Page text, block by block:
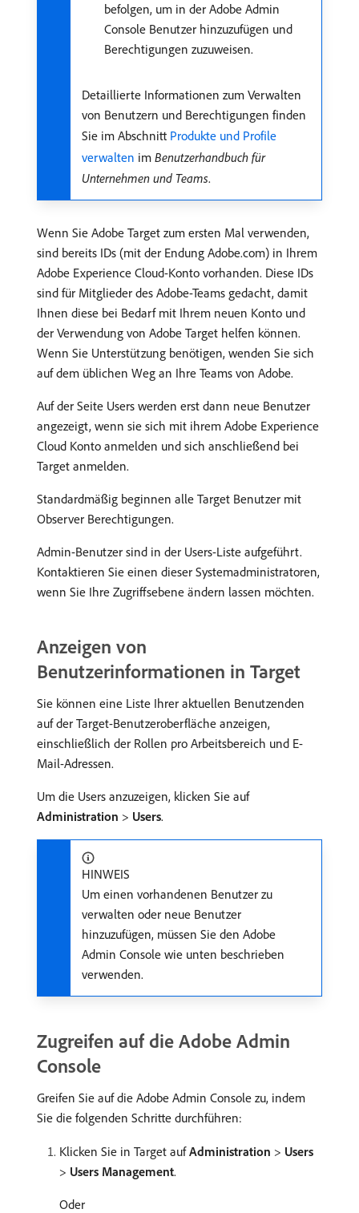
befolgen, um in der Adobe Admin
Console Benutzer hinzuzufügen und
Berechtigungen zuzuweisen.
Detaillierte Informationen zum Verwalten
von Benutzern und Berechtigungen finden
Sie im Abschnitt Produkte und Profile
verwalten im Benutzerhandbuch für
Unternehmen und Teams.
Wenn Sie Adobe Target zum ersten Mal verwenden,
sind bereits IDs (mit der Endung Adobe.com) in Ihrem
Adobe Experience Cloud-Konto vorhanden. Diese IDs
sind für Mitglieder des Adobe-Teams gedacht, damit
Ihnen diese bei Bedarf mit Ihrem neuen Konto und
der Verwendung von Adobe Target helfen können.
Wenn Sie Unterstützung benötigen, wenden Sie sich
auf dem üblichen Weg an Ihre Teams von Adobe.
Auf der Seite Users werden erst dann neue Benutzer
angezeigt, wenn sie sich mit ihrem Adobe Experience
Cloud Konto anmelden und sich anschließend bei
Target anmelden.
Standardmäßig beginnen alle Target Benutzer mit
Observer Berechtigungen.
Admin-Benutzer sind in der Users-Liste aufgeführt.
Kontaktieren Sie einen dieser Systemadministratoren,
wenn Sie Ihre Zugriffsebene ändern lassen möchten.
Anzeigen von
Benutzerinformationen in Target
Sie können eine Liste Ihrer aktuellen Benutzenden
auf der Target-Benutzeroberfläche anzeigen,
einschließlich der Rollen pro Arbeitsbereich und E-
Mail-Adressen.
Um die Users anzuzeigen, klicken Sie auf
Administration > Users.
HINWEIS
Um einen vorhandenen Benutzer zu
verwalten oder neue Benutzer
hinzuzufügen, müssen Sie den Adobe
Admin Console wie unten beschrieben
verwenden.
Zugreifen auf die Adobe Admin
Console
Greifen Sie auf die Adobe Admin Console zu, indem
Sie die folgenden Schritte durchführen:
Klicken Sie in Target aufAdministration > Users
> Users Management.
Oder